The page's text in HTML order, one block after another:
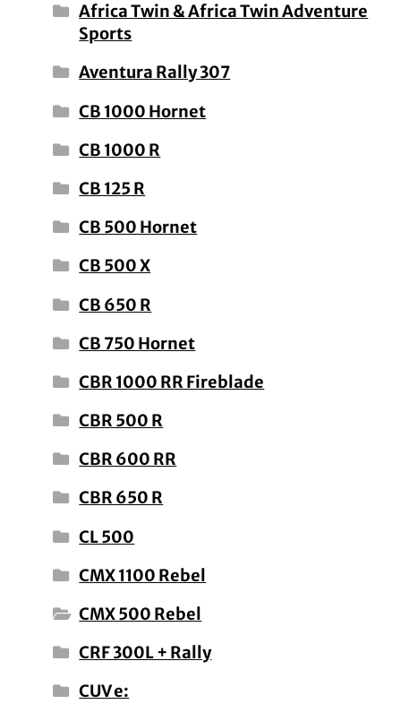
Africa Twin & Africa Twin Adventure
Sports
Aventura Rally 307
CB 1000 Hornet
CB 1000 R
CB 125 R
CB 500 Hornet
CB 500 X
CB 650 R
CB 750 Hornet
CBR 1000 RR Fireblade
CBR 500 R
CBR 600 RR
CBR 650 R
CL 500
CMX 1100 Rebel
CMX 500 Rebel
CRF 300L + Rally
CUV e: